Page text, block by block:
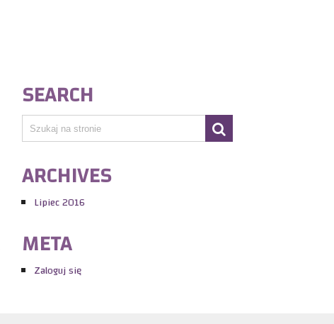
SEARCH
ARCHIVES
Lipiec 2016
META
Zaloguj się